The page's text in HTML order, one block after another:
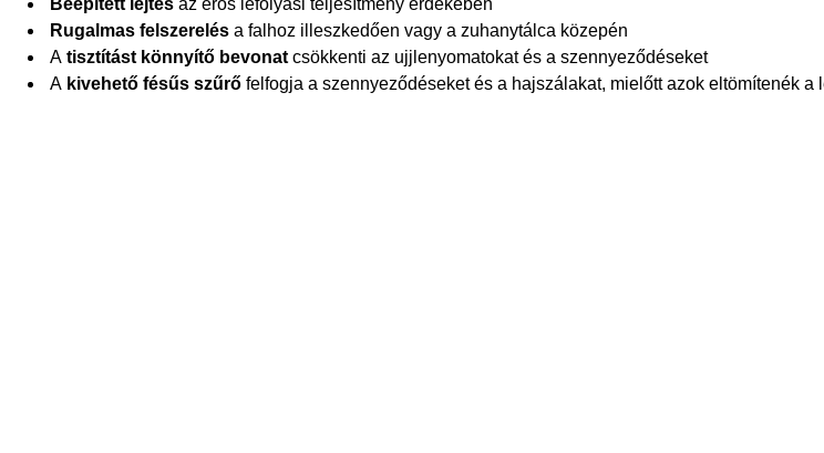
Beépített lejtés az erős lefolyási teljesítmény érdekében
Rugalmas felszerelés a falhoz illeszkedően vagy a zuhanytálca közepén
A tisztítást könnyítő bevonat csökkenti az ujjlenyomatokat és a szennyeződéseket
A kivehető fésűs szűrő felfogja a szennyeződéseket és a hajszálakat, mielőtt azok eltömítenék a